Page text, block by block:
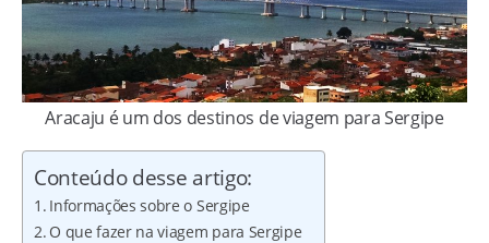
Aracaju é um dos destinos de viagem para Sergipe
Conteúdo desse artigo:
Informações sobre o Sergipe
O que fazer na viagem para Sergipe